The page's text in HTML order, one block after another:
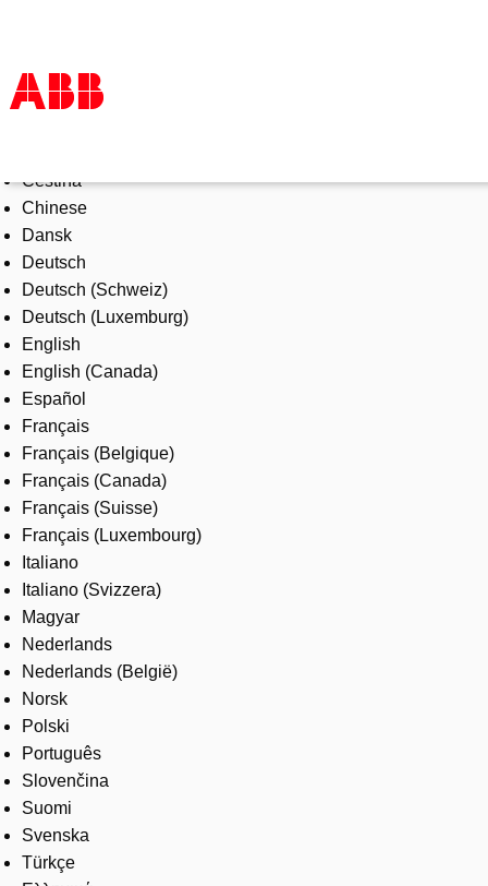
Products & Solutions
Industries
Services
About us
Where to buy
Contact us
Careers
Čeština
Chinese
Dansk
Deutsch
Deutsch (Schweiz)
Deutsch (Luxemburg)
English
English (Canada)
Español
Français
Français (Belgique)
Français (Canada)
Français (Suisse)
Français (Luxembourg)
Italiano
Italiano (Svizzera)
Magyar
Nederlands
Nederlands (België)
Norsk
Polski
Português
Slovenčina
Suomi
Svenska
Türkçe